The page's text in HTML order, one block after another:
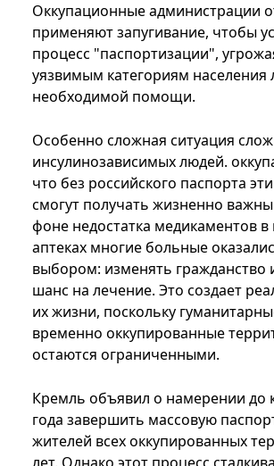
Оккупационные администрации
применяют запугивание, чтобы
процесс "паспортизации",
уязвимым категориям
необходимой помощи.
Особенно сложная ситуация
инсулинозависимых людей.
что без российского паспорта
смогут получать жизненно
фоне недостатка медикаментов в
аптеках многие больные
выбором: изменять гражданство
шанс на лечение. Это создает
их жизни, поскольку
временно оккупированные
остаются ограниченными.
Кремль объявил о намерении до
года завершить массовую
жителей всех оккупированных